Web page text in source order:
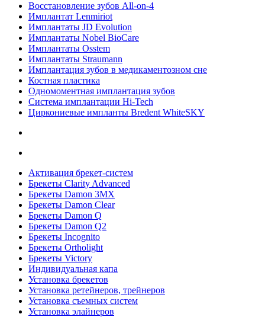
Восстановление зубов All‑on‑4
Имплантат Lenmiriot
Имплантаты JD Evolution
Имплантаты Nobel BioСare
Имплантаты Osstem
Имплантаты Straumann
Имплантация зубов в медикаментозном сне
Костная пластика
Одномоментная имплантация зубов
Система имплантации Hi-Tech
Циркониевые импланты Bredent WhiteSKY
Активация брекет-систем
Брекеты Clarity Advanced
Брекеты Damon 3MX
Брекеты Damon Clear
Брекеты Damon Q
Брекеты Damon Q2
Брекеты Incognito
Брекеты Ortholight
Брекеты Victory
Индивидуальная капа
Установка брекетов
Установка ретейнеров, трейнеров
Установка съемных систем
Установка элайнеров